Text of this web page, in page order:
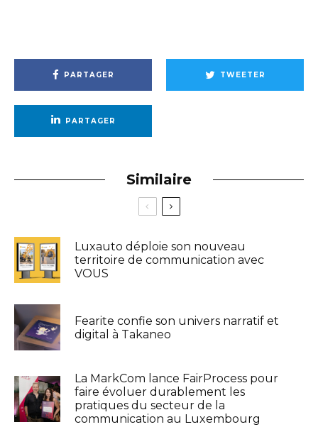
PARTAGER TWEETER
PARTAGER
Similaire
Luxauto déploie son nouveau
territoire de communication avec
VOUS
Fearite confie son univers narratif et
digital à Takaneo
La MarkCom lance FairProcess pour
faire évoluer durablement les
pratiques du secteur de la
communication au Luxembourg